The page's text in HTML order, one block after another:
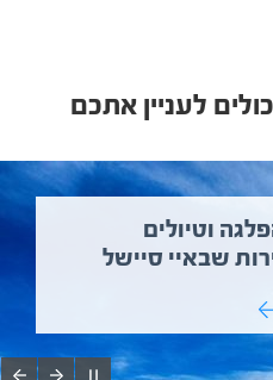
לעניין אתכם
וטיולים
שבאיי סיישל